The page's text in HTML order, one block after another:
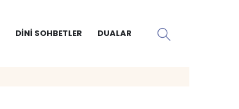
DINI SOHBETLER DUALAR